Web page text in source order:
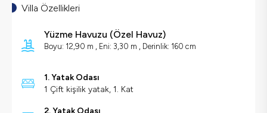
Villa Özellikleri
Yüzme Havuzu (Özel Havuz)
Boyu: 12,90 m , Eni: 3,30 m , Derinlik: 160 cm
1. Yatak Odası
1 Çift kişilik yatak, 1. Kat